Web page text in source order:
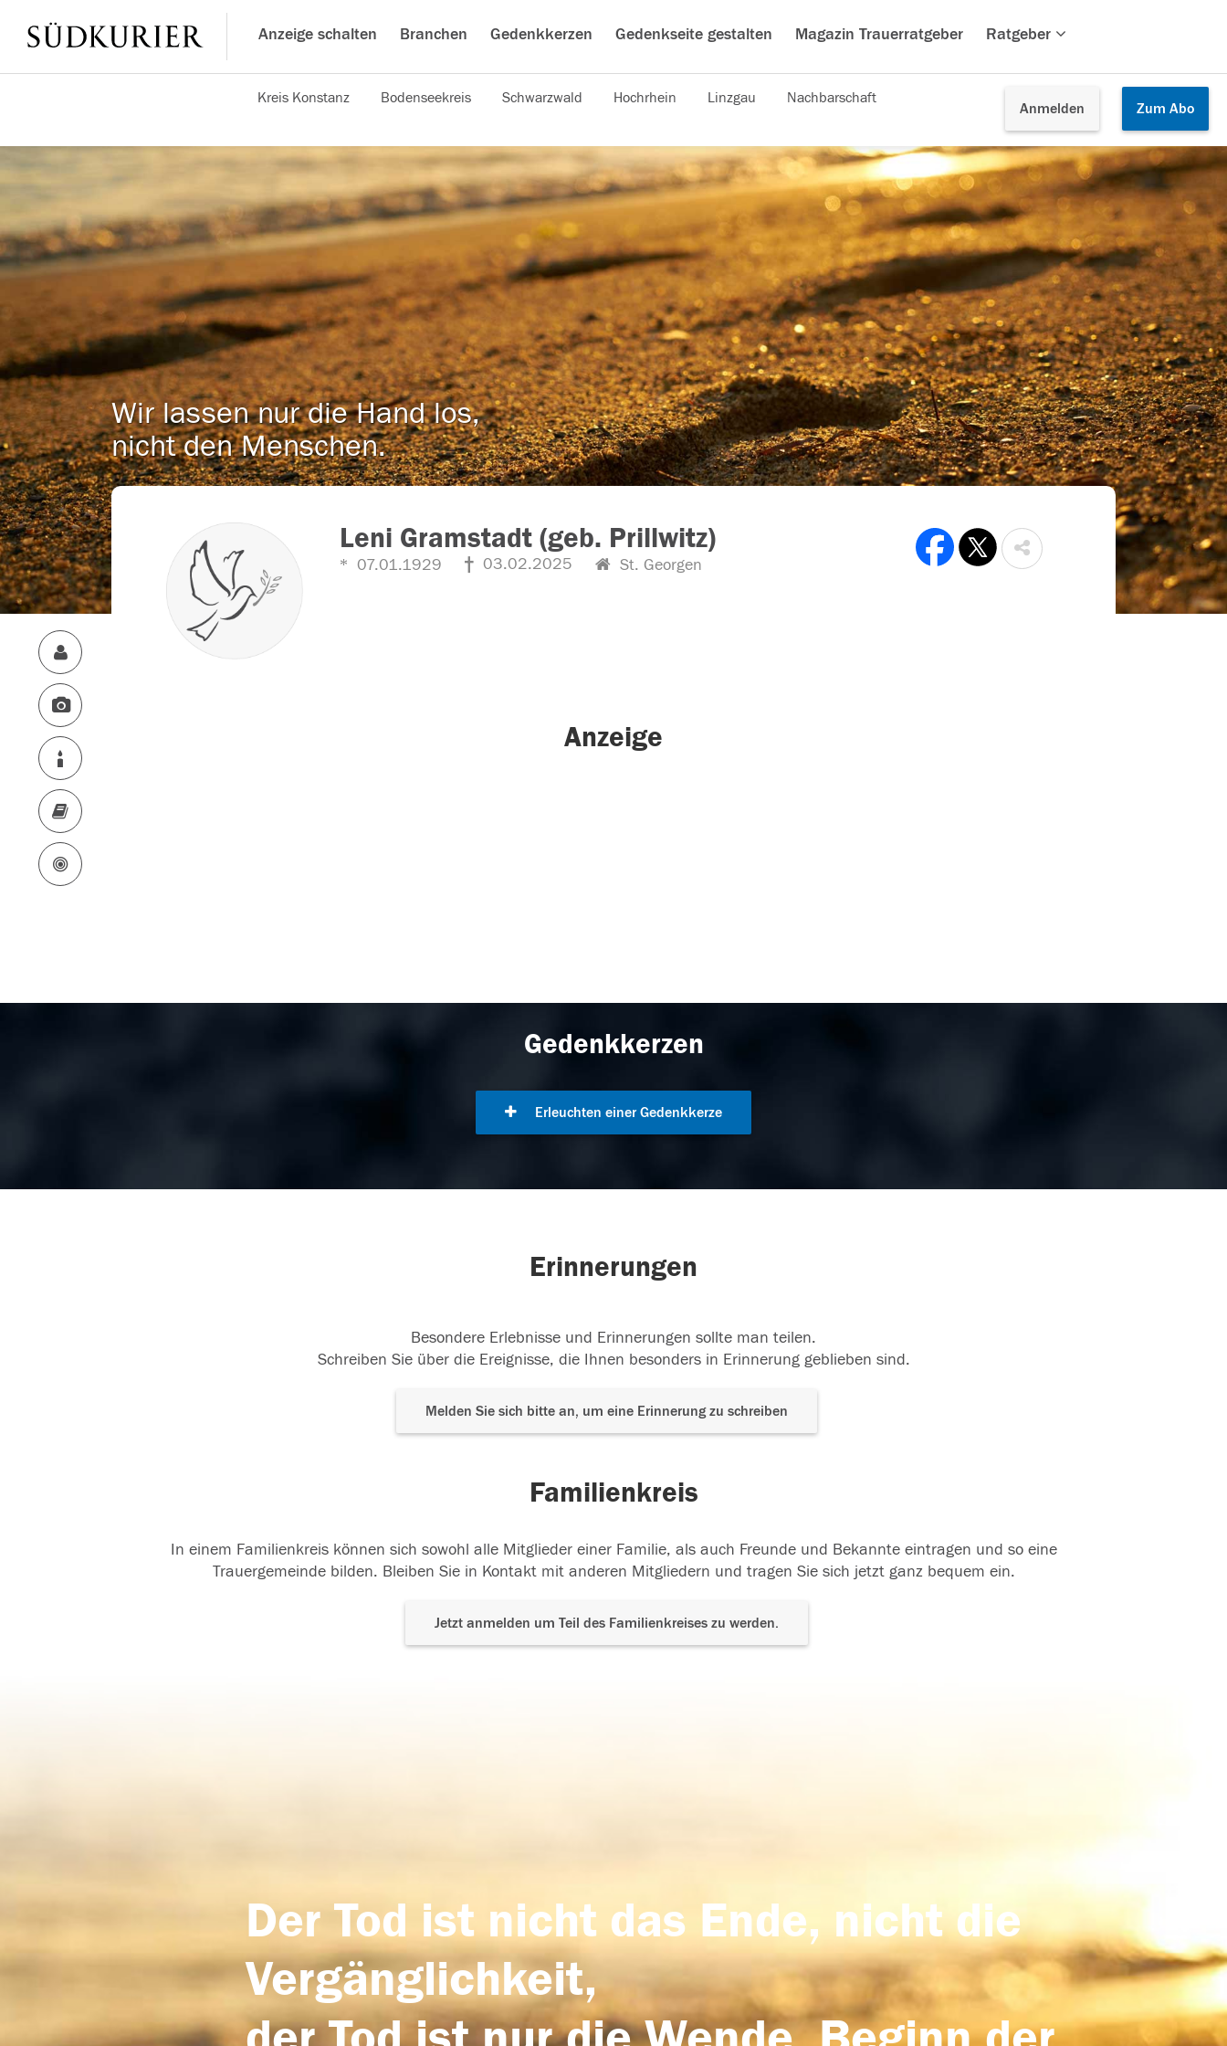
Anzeige schalten Branchen Gedenkkerzen Gedenkseite gestalten Magazin Trauerratgeber Ratgeber
Anmelden Zum Abo
Kreis Konstanz Bodenseekreis Schwarzwald Hochrhein Linzgau Nachbarschaft
Wir lassen nur die Hand los,
nicht den Menschen.
Leni Gramstadt (geb. Prillwitz)
07.01.1929 03.02.2025 St. Georgen
Anzeige
Gedenkkerzen
Erleuchten einer Gedenkkerze
Erinnerungen
Besondere Erlebnisse und Erinnerungen sollte man teilen.
Schreiben Sie über die Ereignisse, die Ihnen besonders in Erinnerung geblieben sind.
Melden Sie sich bitte an, um eine Erinnerung zu schreiben
Familienkreis
In einem Familienkreis können sich sowohl alle Mitglieder einer Familie, als auch Freunde und Bekannte eintragen und so eine
Trauergemeinde bilden. Bleiben Sie in Kontakt mit anderen Mitgliedern und tragen Sie sich jetzt ganz bequem ein.
Jetzt anmelden um Teil des Familienkreises zu werden.
Der Tod ist nicht das Ende, nicht die
Vergänglichkeit,